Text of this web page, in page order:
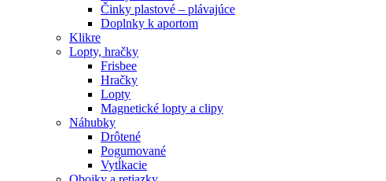
Činky plastové – plávajúce
Doplnky k aportom
Klikre
Lopty, hračky
Frisbee
Hračky
Lopty
Magnetické lopty a clipy
Náhubky
Drôtené
Pogumované
Vytĺkacie